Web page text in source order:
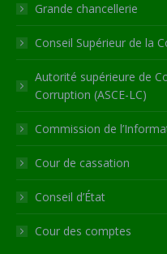
Grande chancellerie
Conseil Supérieur de la
Autorité supérieure de
Corruption (ASCE-LC)
Commission de
Cour de cassation
Conseil d’État
Cour des comptes